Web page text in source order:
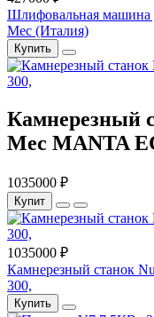
Шлифовальная машина
Mec (Италия)
Купить
Камнерезный
Mec MANTA
1035000 ₽
Купит
1035000 ₽
Камнерезный станок
300,
Купить